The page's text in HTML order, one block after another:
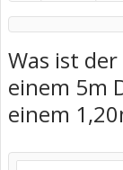
Was ist
einem 5m
einem